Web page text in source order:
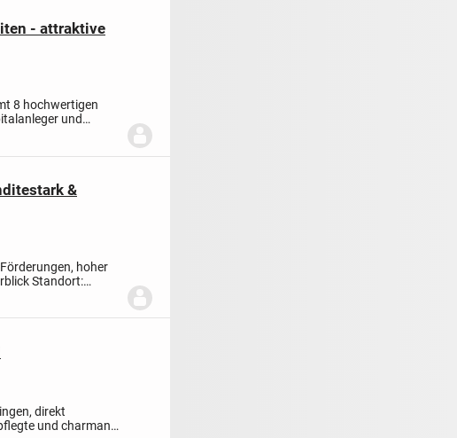
- attraktive
8 hochwertigen
und
&
hoher
Standort:
direkt
und charmante